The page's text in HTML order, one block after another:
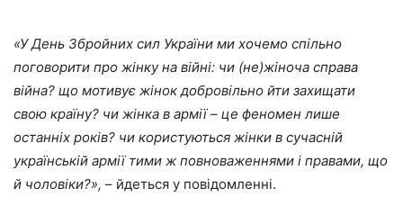
«У День Збройних сил України ми хочемо спільно
поговорити про жінку на війні: чи (не)жіноча справа
війна? що мотивує жінок добровільно йти захищати
свою країну? чи жінка в армії – це феномен лише
останніх років? чи користуються жінки в сучасній
українській армії тими ж повноваженнями і правами, що
й чоловіки?», – йдеться у повідомленні.